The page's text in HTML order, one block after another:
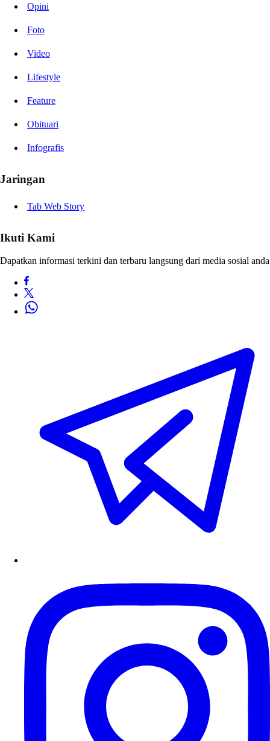
Opini
Foto
Video
Lifestyle
Feature
Obituari
Infografis
Jaringan
Tab Web Story
Ikuti Kami
Dapatkan informasi terkini dan terbaru langsung dari media sosial anda